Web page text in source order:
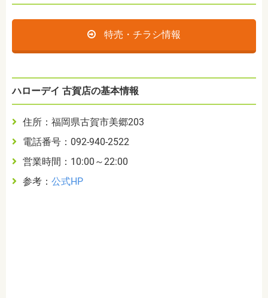
特売・チラシ情報
ハローデイ 古賀店の基本情報
住所：福岡県古賀市美郷203
電話番号：092-940-2522
営業時間：10:00～22:00
参考： 公式HP